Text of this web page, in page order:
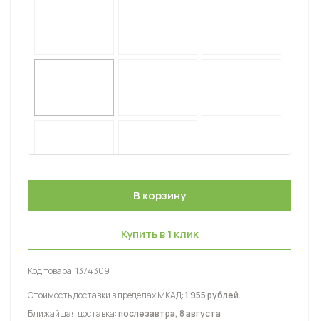
Купить в 1 клик
Код товара:1374309
Стоимость доставки в пределах МКАД:1 955 рублей
Ближайшая доставка:послезавтра, 8 августа